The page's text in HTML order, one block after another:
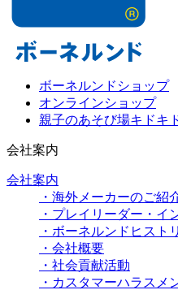
ボーネルンドショップ
オンラインショップ
親子のあそび場キドキ
会社案内
会社案内
・海外メーカーのご紹
・プレイリーダー・イ
・ボーネルンドヒスト
・会社概要
・社会貢献活動
・カスタマーハラスメ